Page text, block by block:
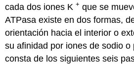
cada dos iones K+ que se
ATPasa existe en dos formas,
orientación hacia el interior o
su afinidad por iones de sodio
consta de los siguientes seis